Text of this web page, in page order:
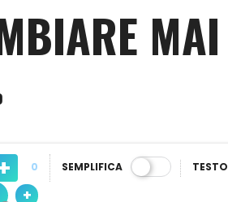
MAI
0 SEMPLIFICA TESTO
+